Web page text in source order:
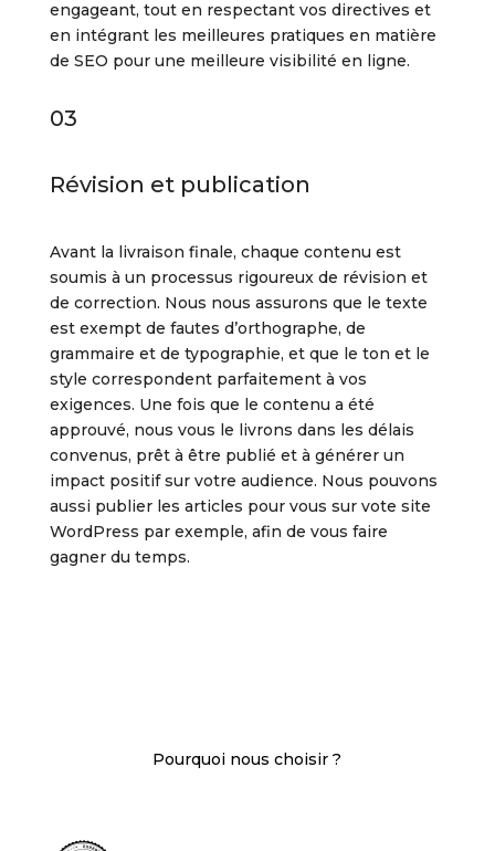
engageant, tout en respectant vos directives et
en intégrant les meilleures pratiques en matière
de SEO pour une meilleure visibilité en ligne.
03
Révision et publication
Avant la livraison finale, chaque contenu est
soumis à un processus rigoureux de révision et
de correction. Nous nous assurons que le texte
est exempt de fautes d’orthographe, de
grammaire et de typographie, et que le ton et le
style correspondent parfaitement à vos
exigences. Une fois que le contenu a été
approuvé, nous vous le livrons dans les délais
convenus, prêt à être publié et à générer un
impact positif sur votre audience. Nous pouvons
aussi publier les articles pour vous sur vote site
WordPress par exemple, afin de vous faire
gagner du temps.
Pourquoi nous choisir ?